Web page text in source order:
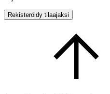
Rekisteröidy tilaajaksi